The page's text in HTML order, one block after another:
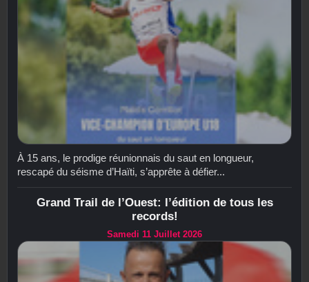
À 15 ans, le prodige réunionnais du saut en longueur,
rescapé du séisme d’Haïti, s’apprête à défier...
Grand Trail de l’Ouest: l’édition de tous les
records!
Samedi 11 Juillet 2026